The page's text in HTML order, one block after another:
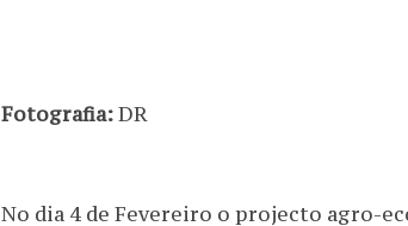
Fotografia:DR
No dia 4 de Fevereiro o projecto agro-